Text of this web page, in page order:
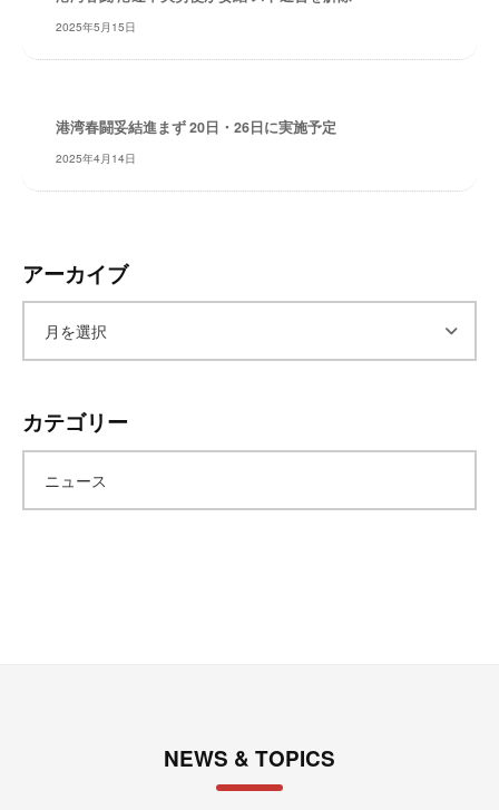
2025年5月15日
港湾春闘妥結進まず 20日・26日に実施予定
2025年4月14日
アーカイブ
カ
イ
カテゴリー
ニュース
NEWS & TOPICS